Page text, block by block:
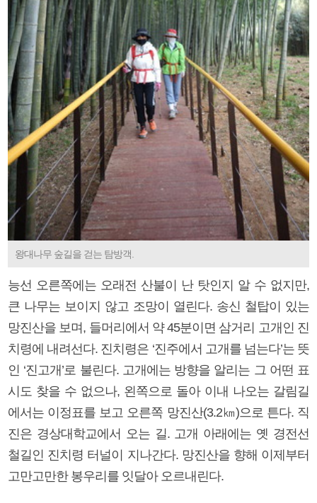
왕대나무 숲길을 걷는 탐방객.
능선 오른쪽에는 오래전 산불이 난 탓인지 알 수 없지만,
큰 나무는 보이지 않고 조망이 열린다. 송신 철탑이 있는
망진산을 보며, 들머리에서 약 45분이면 삼거리 고개인 진
치령에 내려선다. 진치령은 ‘진주에서 고개를 넘는다’는 뜻
인 ‘진고개’로 불린다. 고개에는 방향을 알리는 그 어떤 표
시도 찾을 수 없으나, 왼쪽으로 돌아 이내 나오는 갈림길
에서는 이정표를 보고 오른쪽 망진산(3.2㎞)으로 튼다. 직
진은 경상대학교에서 오는 길. 고개 아래에는 옛 경전선
철길인 진치령 터널이 지나간다. 망진산을 향해 이제부터
고만고만한 봉우리를 잇달아 오르내린다.